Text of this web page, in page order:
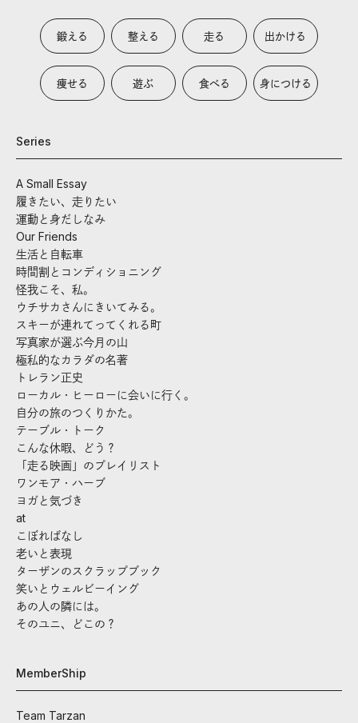
鍛える 整える 走る 出かける
痩せる 遊ぶ 食べる 身につける
Series
A Small Essay
履きたい、走りたい
運動と身だしなみ
Our Friends
生活と自転車
時間割とコンディショニング
怪我こそ、私。
ウチサカさんにきいてみる。
スキーが連れてってくれる町
写真家が選ぶ今月の山
極私的なカラダの名著
トレラン正史
ローカル・ヒーローに会いに行く。
自分の旅のつくりかた。
テーブル・トーク
こんな休暇、どう？
「走る映画」のプレイリスト
ワンモア・ハーブ
ヨガと気づき
at
こぼればなし
老いと表現
ターザンのスクラップブック
笑いとウェルビーイング
あの人の隣には。
そのユニ、どこの？
MemberShip
Team Tarzan